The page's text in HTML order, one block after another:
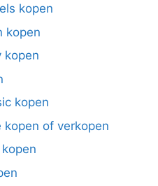
kopen
kopen
kopen
kopen
kopen of verkopen